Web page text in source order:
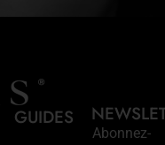
GUIDES
Abonnez-